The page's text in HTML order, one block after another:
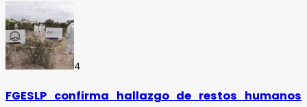
4
FGESLP confirma hallazgo de restos humanos